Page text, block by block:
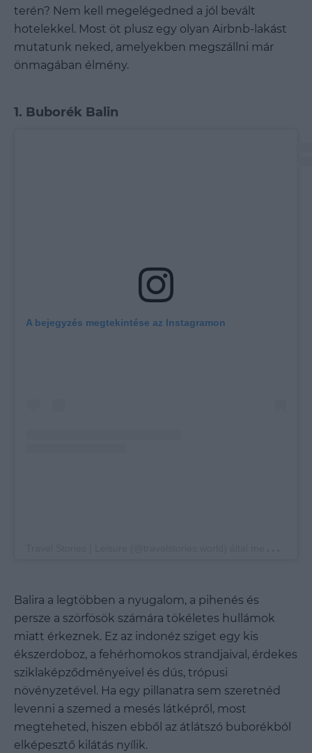
terén? Nem kell megelégedned a jól bevált
hotelekkel. Most öt plusz egy olyan Airbnb-lakást
mutatunk neked, amelyekben megszállni már
önmagában élmény.
1. Buborék Balin
A bejegyzés megtekintése az Instagramon
Balira a legtöbben a nyugalom, a pihenés és
persze a szörfösök számára tökéletes hullámok
miatt érkeznek. Ez az indonéz sziget egy kis
ékszerdoboz, a fehérhomokos strandjaival, érdekes
sziklaképződményeivel és dús, trópusi
növényzetével. Ha egy pillanatra sem szeretnéd
levenni a szemed a mesés látképről, most
megteheted, hiszen ebből az átlátszó buborékból
elképesztő kilátás nyílik.